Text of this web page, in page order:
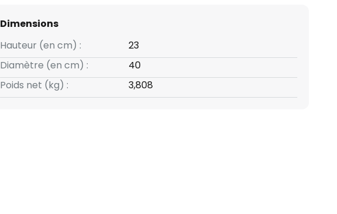
Dimensions
Hauteur (en cm) :
23
Diamètre (en cm) :
40
Poids net (kg) :
3,808